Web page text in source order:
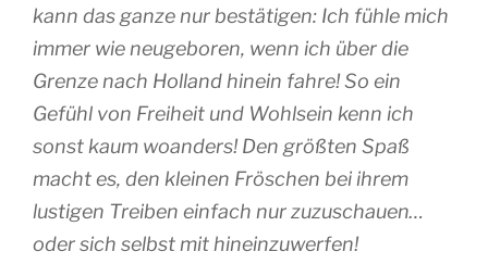
kann das ganze nur bestätigen: Ich fühle mich
immer wie neugeboren, wenn ich über die
Grenze nach Holland hinein fahre! So ein
Gefühl von Freiheit und Wohlsein kenn ich
sonst kaum woanders! Den größten Spaß
macht es, den kleinen Fröschen bei ihrem
lustigen Treiben einfach nur zuzuschauen…
oder sich selbst mit hineinzuwerfen!